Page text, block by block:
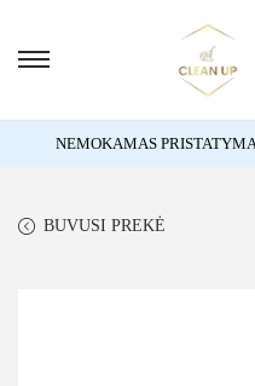
NEMOKAMAS
BUVUSI PREKĖ